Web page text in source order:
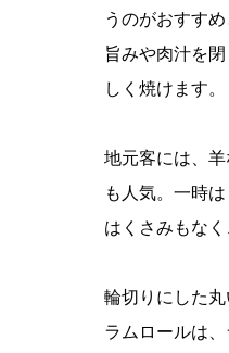
うのがおすす
旨みや肉汁を
しく焼けます。
地元客には、
も人気。一時
はくさみもな
輪切りにした
ラムロールは